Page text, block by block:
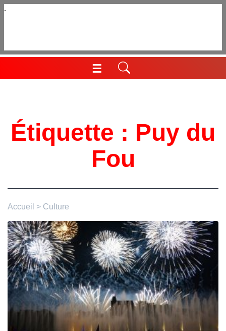
Aller
☰
Menu
Étiquette : Puy du
Fou
Accueil > Culture